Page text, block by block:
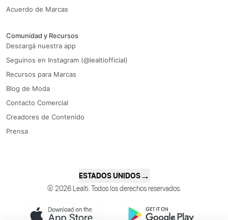
Acuerdo de Marcas
Comunidad y Recursos
Descargá nuestra app
Seguinos en Instagram (@lealtiofficial)
Recursos para Marcas
Blog de Moda
Contacto Comercial
Creadores de Contenido
Prensa
ESTADOS UNIDOS→
© 2026 Lealti. Todos los derechos reservados.